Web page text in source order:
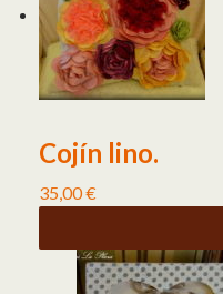
Cojín lino.
35,00€